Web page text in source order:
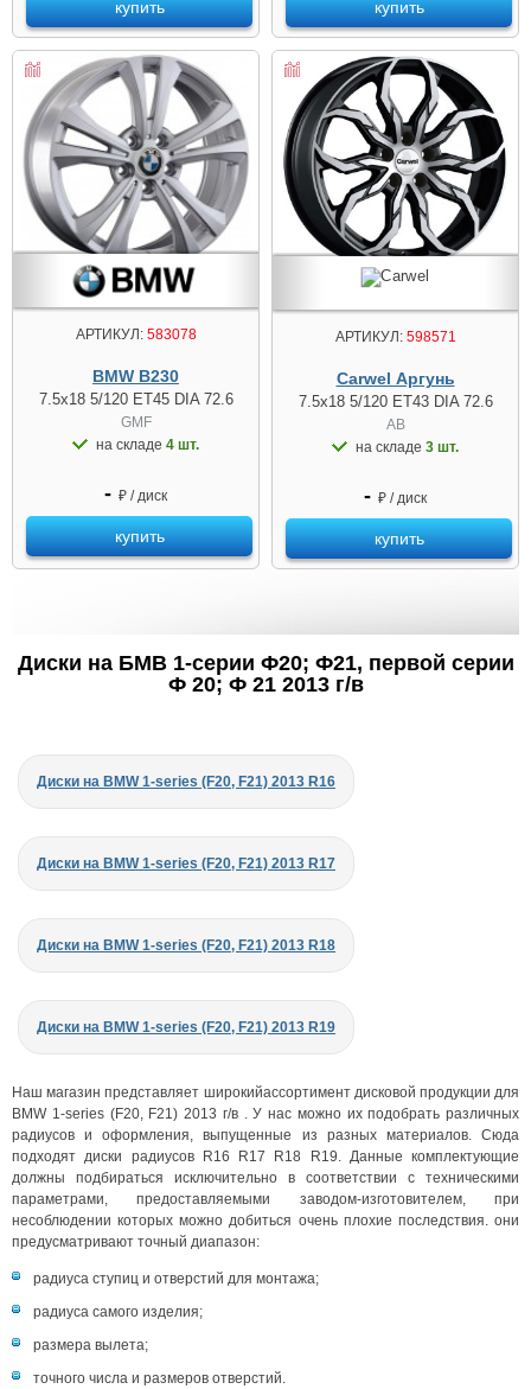
купить купить
АРТИКУЛ:583078
BMW B230
7.5x18 5/120 ET45 DIA 72.6
GMF
на складе 4 шт.
- ₽ / диск
купить
АРТИКУЛ:598571
Carwel Аргунь
7.5x18 5/120 ET43 DIA 72.6
AB
на складе 3 шт.
- ₽ / диск
купить
Диски на БМВ 1-серии Ф20; Ф21, первой серии
Ф 20; Ф 21 2013 г/в
Диски на BMW 1-series (F20, F21) 2013 R16
Диски на BMW 1-series (F20, F21) 2013 R17
Диски на BMW 1-series (F20, F21) 2013 R18
Диски на BMW 1-series (F20, F21) 2013 R19
Наш магазин представляет широкийассортимент дисковой продукции для
BMW 1-series (F20, F21) 2013 г/в . У нас можно их подобрать различных
радиусов и оформления, выпущенные из разных материалов. Сюда
подходят диски радиусов R16 R17 R18 R19. Данные комплектующие
должны подбираться исключительно в соответствии с техническими
параметрами, предоставляемыми заводом-изготовителем, при
несоблюдении которых можно добиться очень плохие последствия. они
предусматривают точный диапазон:
радиуса ступиц и отверстий для монтажа;
радиуса самого изделия;
размера вылета;
точного числа и размеров отверстий.